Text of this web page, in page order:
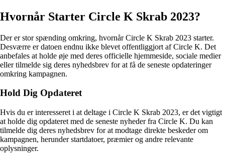
Hvornår Starter Circle K Skrab 2023?
Der er stor spænding omkring, hvornår Circle K Skrab 2023 starter.
Desværre er datoen endnu ikke blevet offentliggjort af Circle K. Det
anbefales at holde øje med deres officielle hjemmeside, sociale medier
eller tilmelde sig deres nyhedsbrev for at få de seneste opdateringer
omkring kampagnen.
Hold Dig Opdateret
Hvis du er interesseret i at deltage i Circle K Skrab 2023, er det vigtigt
at holde dig opdateret med de seneste nyheder fra Circle K. Du kan
tilmelde dig deres nyhedsbrev for at modtage direkte beskeder om
kampagnen, herunder startdatoer, præmier og andre relevante
oplysninger.